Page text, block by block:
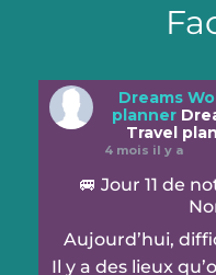
Dreams
planner
Travel
4 mois il y a
🚐 Jour 11 de
Aujourd’hui,
Il y a des lieux